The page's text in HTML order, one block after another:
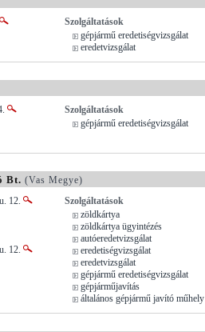
Szolgáltatások
gépjármű eredetiségvizsgálat
eredetvizsgálat
Szolgáltatások
gépjármű eredetiségvizsgálat
Bt. (Vas Megye)
12.
12.
Szolgáltatások
zöldkártya
zöldkártya ügyintézés
autóeredetvizsgálat
eredetiségvizsgálat
eredetvizsgálat
gépjármű eredetiségvizsgálat
gépjárműjavítás
általános gépjármű javító műhely